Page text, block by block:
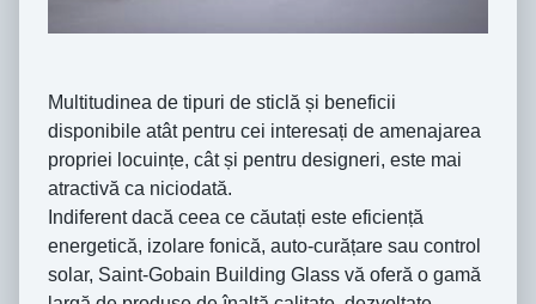
Multitudinea de tipuri de sticlă și beneficii
disponibile atât pentru cei interesați de amenajarea
propriei locuințe, cât și pentru designeri, este mai
atractivă ca niciodată.
Indiferent dacă ceea ce căutați este eficiență
energetică, izolare fonică, auto-curățare sau control
solar, Saint-Gobain Building Glass vă oferă o gamă